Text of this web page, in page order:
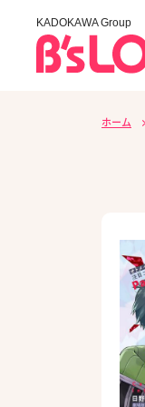
KADOKAWA Group
ホーム